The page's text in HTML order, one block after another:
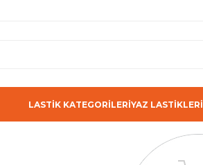
LASTİK KATEGORİLERİYAZ LASTİKLERİ